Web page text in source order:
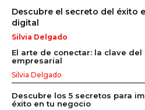
Descubre el secreto del éxito
digital
Silvia Delgado
El arte de conectar: la clave
empresarial
Silvia Delgado
Descubre los 5 secretos para
éxito en tu negocio